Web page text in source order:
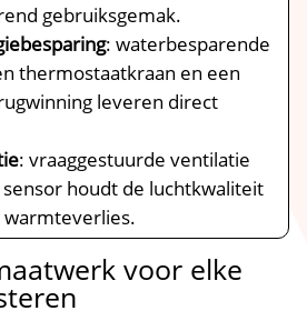
gebruiksgemak.
: waterbesparende
thermostaatkraan en een
leveren direct
: vraaggestuurde ventilatie
houdt de luchtkwaliteit
voor elke